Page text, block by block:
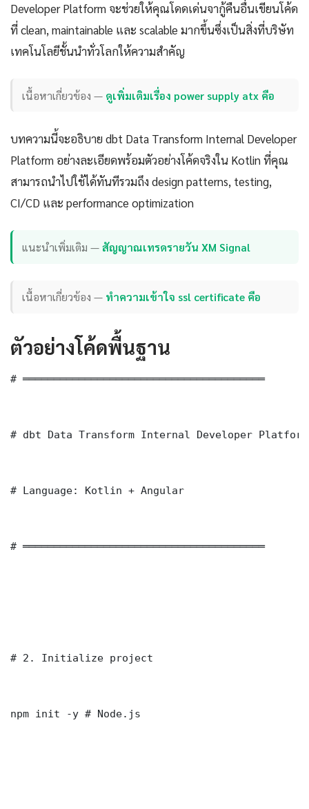
Developer Platform จะช่วยให้คุณโดดเด่นจากู้คืนอื่นเขียนโค้ด
ที่ clean, maintainable และ scalable มากขึ้นซึ่งเป็นสิ่งที่บริษัท
เทคโนโลยีชั้นนำทั่วโลกให้ความสำคัญ
เนื้อหาเกี่ยวข้อง — ดูเพิ่มเติมเรื่อง power supply atx คือ
บทความนี้จะอธิบาย dbt Data Transform Internal Developer
Platform อย่างละเอียดพร้อมตัวอย่างโค้ดจริงใน Kotlin ที่คุณ
สามารถนำไปใช้ได้ทันทีรวมถึง design patterns, testing,
CI/CD และ performance optimization
แนะนำเพิ่มเติม —สัญญาณเทรดรายวัน XM Signal
เนื้อหาเกี่ยวข้อง — ทำความเข้าใจ ssl certificate คือ
ตัวอย่างโค้ดพื้นฐาน
# ═══════════════════════════════════════
# dbt Data Transform Internal Developer
# Language: Kotlin + Angular
# ═══════════════════════════════════════
# 2. Initialize project
npm init -y # Node.js